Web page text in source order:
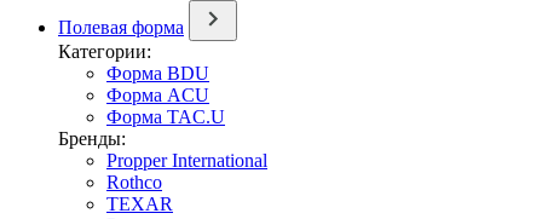
Полевая форма
Категории:
Форма BDU
Форма ACU
Форма TAC.U
Бренды:
Propper International
Rothco
TEXAR